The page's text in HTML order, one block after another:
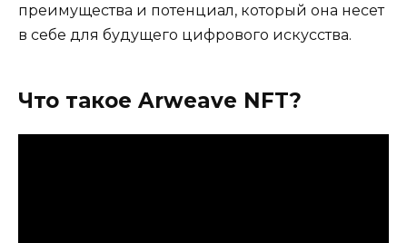
преимущества и потенциал, который она несет
в себе для будущего цифрового искусства.
Что такое Arweave NFT?